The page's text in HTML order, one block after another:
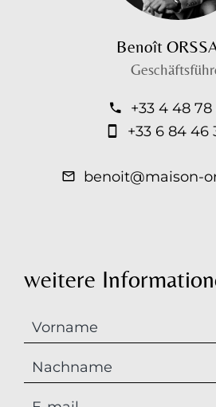
Benoît
+33 4 48 78
+33 6 84 46
benoit@maison-
weitere